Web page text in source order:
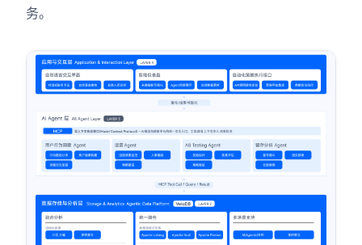
务。